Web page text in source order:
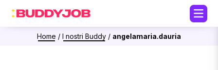
Home / I nostri Buddy / angelamaria.dauria